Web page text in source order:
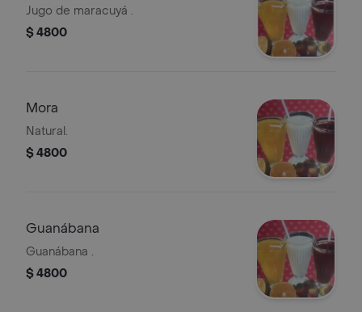
Jugo de maracuyá .
$ 4800
Mora
Natural.
$ 4800
Guanábana
Guanábana .
$ 4800